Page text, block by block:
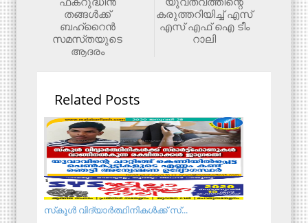
കരുത്തറിയിച്ച് എസ്
എസ് എഫ് ഐ ടീം
റാലി
തങ്ങള്‍ക്ക്‌
ബഹ്‌റൈന്‍
സമസ്‌തയുടെ
ആദരം
Related Posts
സ്‌കൂള്‍ വിദ്യാര്‍ത്ഥിനികള്‍ക്ക് സ്...